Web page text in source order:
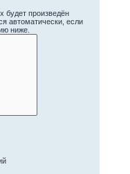
произведён
автоматически, если
ниже.